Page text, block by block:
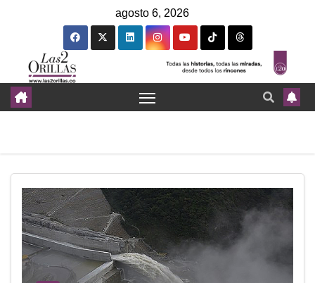
agosto 6, 2026